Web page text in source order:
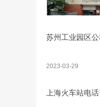
苏州工业园区
2023-03-29
上海火车站电